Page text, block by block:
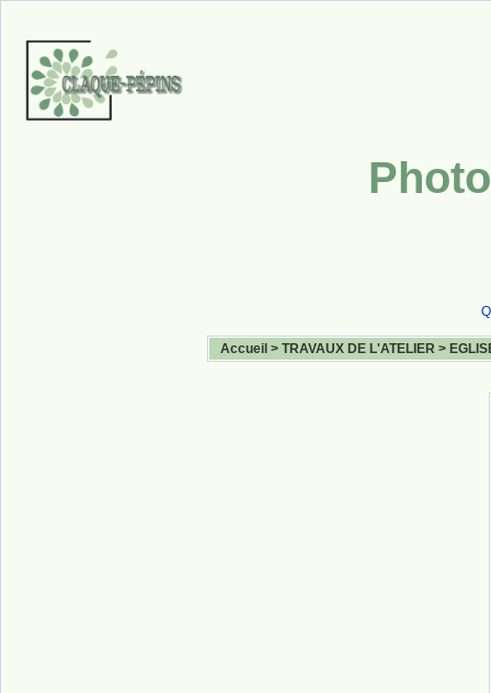
Accueil > TRAVAUX DE L'ATELIER >